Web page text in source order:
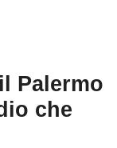
Palermo
che